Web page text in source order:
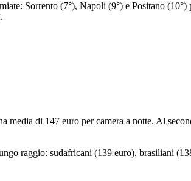
Sorrento (7°), Napoli (9°) e Positano
di 147 euro per camera a notte. Al
raggio: sudafricani (139 euro), brasiliani